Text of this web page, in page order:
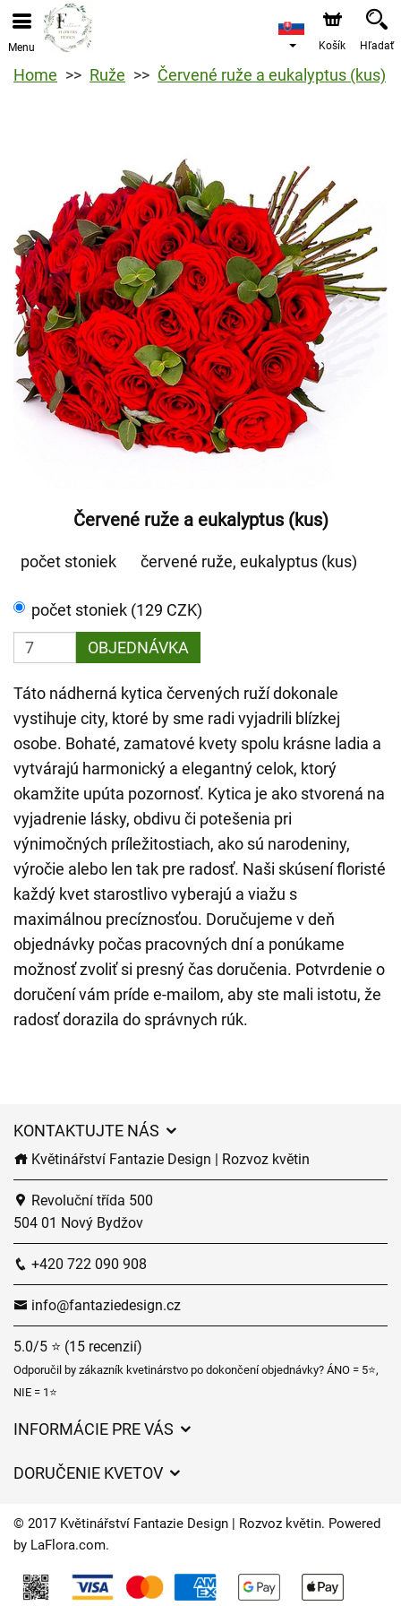
Menu Košík Hľadať
Home Ruže Červené ruže a eukalyptus (kus)
Červené ruže a eukalyptus (kus)
počet stoniek červené ruže, eukalyptus (kus)
počet stoniek (129 CZK)
OBJEDNÁVKA
Táto nádherná kytica červených ruží dokonale
vystihuje city, ktoré by sme radi vyjadrili blízkej
osobe. Bohaté, zamatové kvety spolu krásne ladia a
vytvárajú harmonický a elegantný celok, ktorý
okamžite upúta pozornosť. Kytica je ako stvorená na
vyjadrenie lásky, obdivu či potešenia pri
výnimočných príležitostiach, ako sú narodeniny,
výročie alebo len tak pre radosť. Naši skúsení floristé
každý kvet starostlivo vyberajú a viažu s
maximálnou precíznosťou. Doručujeme v deň
objednávky počas pracovných dní a ponúkame
možnosť zvoliť si presný čas doručenia. Potvrdenie o
doručení vám príde e-mailom, aby ste mali istotu, že
radosť dorazila do správnych rúk.
KONTAKTUJTE NÁS
Květinářství Fantazie Design | Rozvoz květin
Revoluční třída 500
504 01 Nový Bydžov
+420 722 090 908
info@fantaziedesign.cz
5.0/5 ⭐ (15 recenzií)
Odporučil by zákazník kvetinárstvo po dokončení objednávky? ÁNO = 5⭐,
NIE = 1⭐
INFORMÁCIE PRE VÁS
Časy doručenia kvetov – prehľad možností
DORUČENIE KVETOV
Kam doručujeme kvety
Kontaktujte nás
© 2017 Květinářství Fantazie Design | Rozvoz květin. Powered
by LaFlora.com.